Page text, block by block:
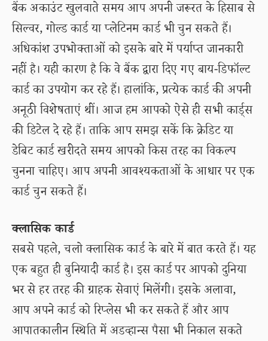
बैंक अकाउंट खुलवाते समय आप अपनी जरूरत के हिसाब से
सिल्वर, गोल्ड कार्ड या प्लेटिनम कार्ड भी चुन सकते हैं।
अधिकांश उपभोक्ताओं को इसके बारे में पर्याप्त जानकारी
नहीं है। यही कारण है कि वे बैंक द्वारा दिए गए बाय-डिफॉल्ट
कार्ड का उपयोग कर रहे हैं। हालांकि, प्रत्येक कार्ड की अपनी
अनूठी विशेषताएं थीं। आज हम आपको ऐसे ही सभी कार्ड्स
की डिटेल दे रहे हैं। ताकि आप समझ सकें कि क्रेडिट या
डेबिट कार्ड खरीदते समय आपको किस तरह का विकल्प
चुनना चाहिए। आप अपनी आवश्यकताओं के आधार पर एक
कार्ड चुन सकते हैं।
क्लासिक कार्ड
सबसे पहले, चलो क्लासिक कार्ड के बारे में बात करते हैं। यह
एक बहुत ही बुनियादी कार्ड है। इस कार्ड पर आपको दुनिया
भर से हर तरह की ग्राहक सेवाएं मिलेंगी। इसके अलावा,
आप अपने कार्ड को रिप्लेस भी कर सकते हैं और आप
आपातकालीन स्थिति में अडव्हान्स पैसा भी निकाल सकते